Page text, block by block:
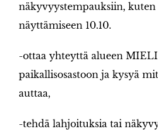
näkyvyystempauksiin,
näyttämiseen 10.10.
-ottaa yhteyttä alueen
paikallisosastoon ja kysyä
auttaa,
-tehdä lahjoituksia tai